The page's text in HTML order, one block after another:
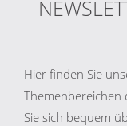
Hier finden Sie
Themenbereichen
Sie sich bequem